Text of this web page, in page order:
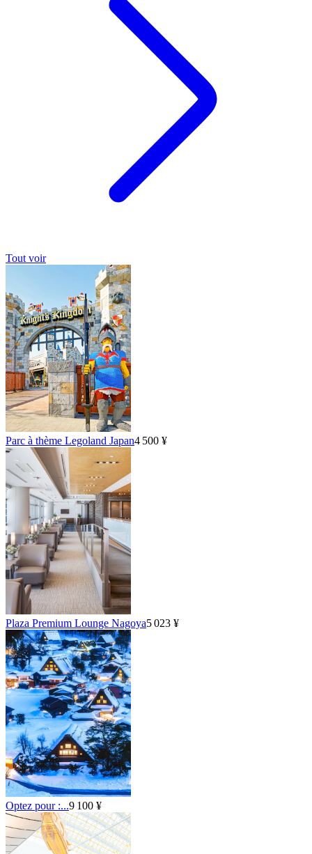
Tout voir
Parc à thème Legoland Japan4 500 ¥
Plaza Premium Lounge Nagoya5 023 ¥
Optez pour :...9 100 ¥